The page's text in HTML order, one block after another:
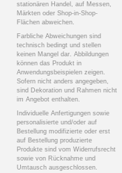
stationären Handel, auf Messen,
Märkten oder Shop-in-Shop-
Flächen abweichen.
Farbliche Abweichungen sind
technisch bedingt und stellen
keinen Mangel dar. Abbildungen
können das Produkt in
Anwendungsbeispielen zeigen.
Sofern nicht anders angegeben,
sind Dekoration und Rahmen nicht
im Angebot enthalten.
Individuelle Anfertigungen sowie
personalisierte und/oder auf
Bestellung modifizierte oder erst
auf Bestellung produzierte
Produkte sind vom Widerrufsrecht
sowie von Rücknahme und
Umtausch ausgeschlossen.